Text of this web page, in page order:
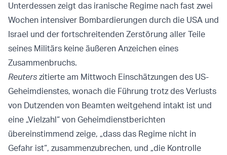
Unterdessen zeigt das iranische Regime nach fast zwei
Wochen intensiver Bombardierungen durch die USA und
Israel und der fortschreitenden Zerstörung aller Teile
seines Militärs keine äußeren Anzeichen eines
Zusammenbruchs.
Reuters zitierte am Mittwoch Einschätzungen des US-
Geheimdienstes, wonach die Führung trotz des Verlusts
von Dutzenden von Beamten weitgehend intakt ist und
eine „Vielzahl“ von Geheimdienstberichten
übereinstimmend zeige, „dass das Regime nicht in
Gefahr ist“, zusammenzubrechen, und „die Kontrolle